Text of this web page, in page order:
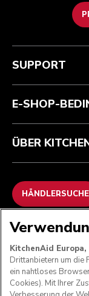
Kundenservice
Garantie und
Kontaktieren Sie uns.
Rückgaben und
Impressum
ODR
Die Marke
Händlersuche
SUPPORT
E-SHOP-
ÜBER
HÄNDLERSUCHE
KitchenAid Europa,
Drittanbietern um die
ein nahtloses
Cookies). Mit Ihrer